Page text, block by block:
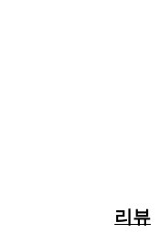
리뷰